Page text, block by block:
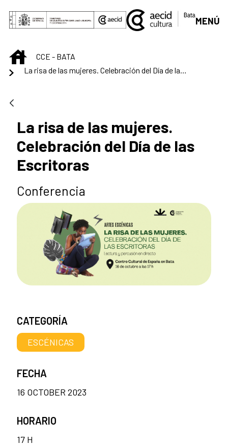
Skip to Main Content
MENÚ
INICIOCCE - BATA
La risa de las mujeres. Celebración del Día de las Escritoras
La risa de las mujeres.
Celebración del Día de las
Escritoras
Conferencia
CATEGORÍA
ESCÉNICAS
FECHA
16 OCTOBER 2023
HORARIO
17 H